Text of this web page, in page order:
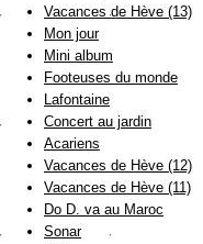
Vacances de Hève (13)
Mon jour
Mini album
Footeuses du monde
Lafontaine
Concert au jardin
Acariens
Vacances de Hève (12)
Vacances de Hève (11)
Do D. va au Maroc
Sonar